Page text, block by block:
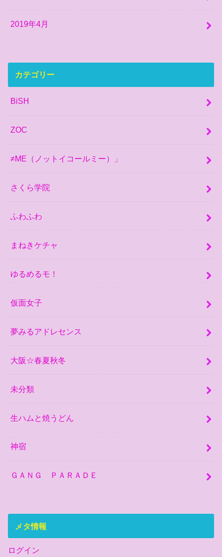
2019年4月
カテゴリー
BiSH
ZOC
≠ME（ノットイコールミー）」
さくら学院
ふわふわ
まねきケチャ
ゆるめるモ！
仮面女子
夢みるアドレセンス
大阪☆春夏秋冬
未分類
生ハムと焼うどん
神宿
ＧＡＮＧ ＰＡＲＡＤＥ
メタ情報
ログイン